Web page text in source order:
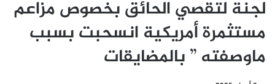
لجنة لتقصي الحائق بخصوص مزاعم
مستثمرة أمريكية انسحبت بسبب
ماوصفته ” بالمضايقات